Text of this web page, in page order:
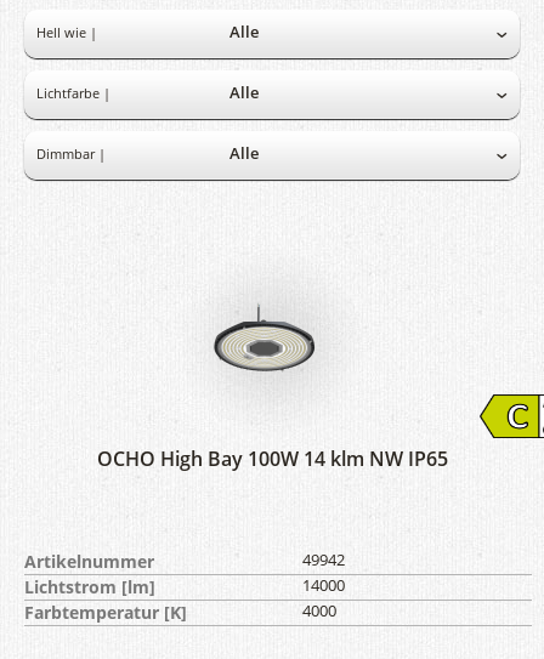
Hell wie |
Lichtfarbe |
Dimmbar |
OCHO High Bay 100W 14 klm NW IP65
Artikelnummer 49942
Lichtstrom [lm] 14000
Farbtemperatur [K] 4000